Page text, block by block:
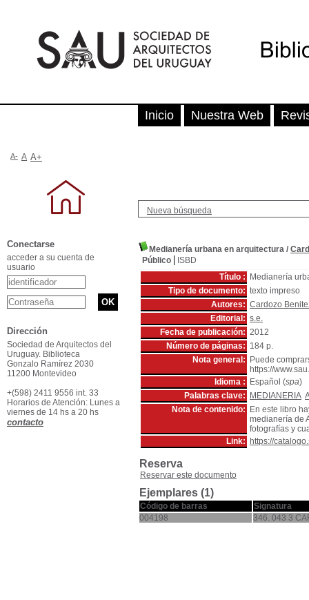
Nueva búsqueda
Medianería urbana en arquitectura /
Público
ISBD
Título :
Medianería
Tipo de documento: texto impreso
Autores: Cardozo
Editorial: s.e.
Fecha de publicación: 2012
Número de páginas: 184 p.
Nota general:
Puede
https://
Idioma :
Español (spa)
Palabras clave:
MEDIANERIA
Nota de contenido:
En este libro
medianería de
fotografías y
Link:
https://
Reserva
Reservar este documento
Ejemplares (1)
Código de barras
Signatura
004198
346. 043 3
Inicio Nuestra Web
A- A A+
Conectarse
acceder a su cuenta de
usuario
Dirección
Sociedad de Arquitectos del
Uruguay. Biblioteca
Gonzalo Ramírez 2030
11200 Montevideo
+(598) 2411 9556 int. 33
Horarios de Atención: Lunes a
viernes de 14 hs a 20 hs
contacto